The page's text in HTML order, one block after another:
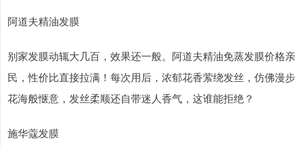
阿道夫精油发膜
别家发膜动辄大几百，效果还一般。阿道夫精油免蒸发膜价格亲
民，性价比直接拉满！每次用后，浓郁花香萦绕发丝，仿佛漫步
花海般惬意，发丝柔顺还自带迷人香气，这谁能拒绝？
施华蔻发膜